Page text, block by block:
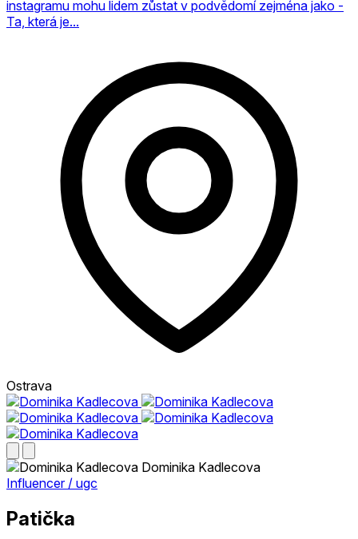
instagramu mohu lidem zůstat v podvědomí zejména jako -
Ta, která je...
Ostrava
Dominika Kadlecova
Influencer / ugc
Patička